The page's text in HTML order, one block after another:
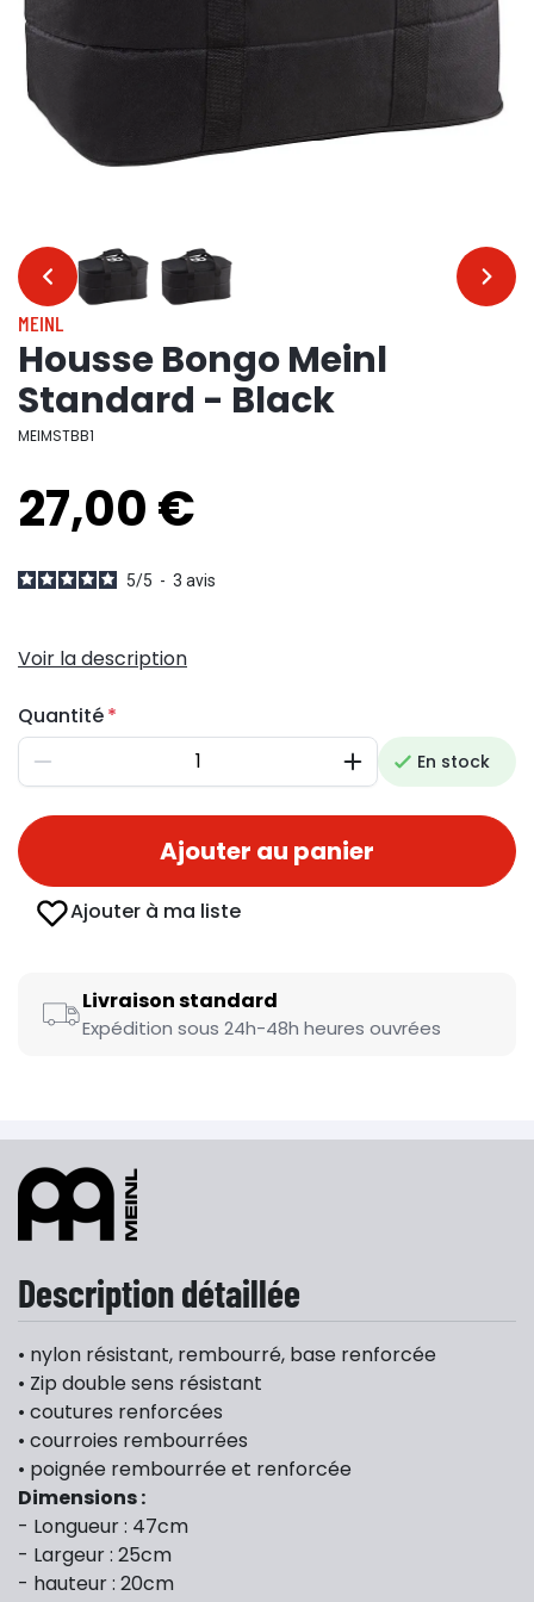
… …
MEINL
Housse Bongo Meinl
Standard - Black
MEIMSTBB1
27,00 €
5/5 - 3 avis
Voir la description
Quantité
Diminuer AugmenterEn stock
Ajouter au panier
Ajouter à ma liste
Livraison standard
Expédition sous 24h-48h heures ouvrées
Description détaillée
• nylon résistant, rembourré, base renforcée
• Zip double sens résistant
• coutures renforcées
• courroies rembourrées
• poignée rembourrée et renforcée
Dimensions :
- Longueur : 47cm
- Largeur : 25cm
- hauteur : 20cm